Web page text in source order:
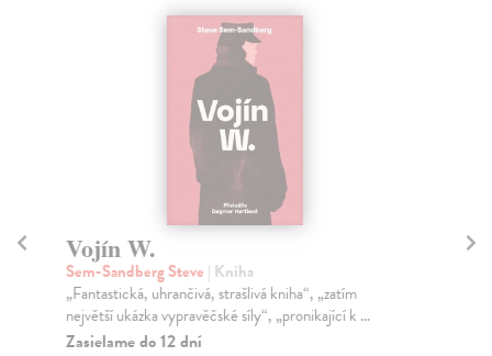
Vojín W.
Sem-Sandberg Steve | Kniha
„Fantastická, uhrančivá, strašlivá kniha“, „zatím
největší ukázka vypravěčské síly“, „pronikající k ...
Zasielame do 12 dní